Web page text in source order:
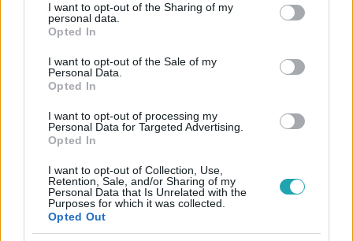
not limited to your visit or usage behaviour. You may click to
grant or deny consent to Google and its third-party tags to
use your data for below specified purposes in below Google
consent section.
I want to opt-out of the Sharing of my
personal data.
Opted In
I want to opt-out of the Sale of my
Personal Data.
Opted In
I want to opt-out of processing my
Personal Data for Targeted Advertising.
Opted In
I want to opt-out of Collection, Use,
Retention, Sale, and/or Sharing of my
Personal Data that Is Unrelated with the
Purposes for which it was collected.
Opted Out
Népszerű